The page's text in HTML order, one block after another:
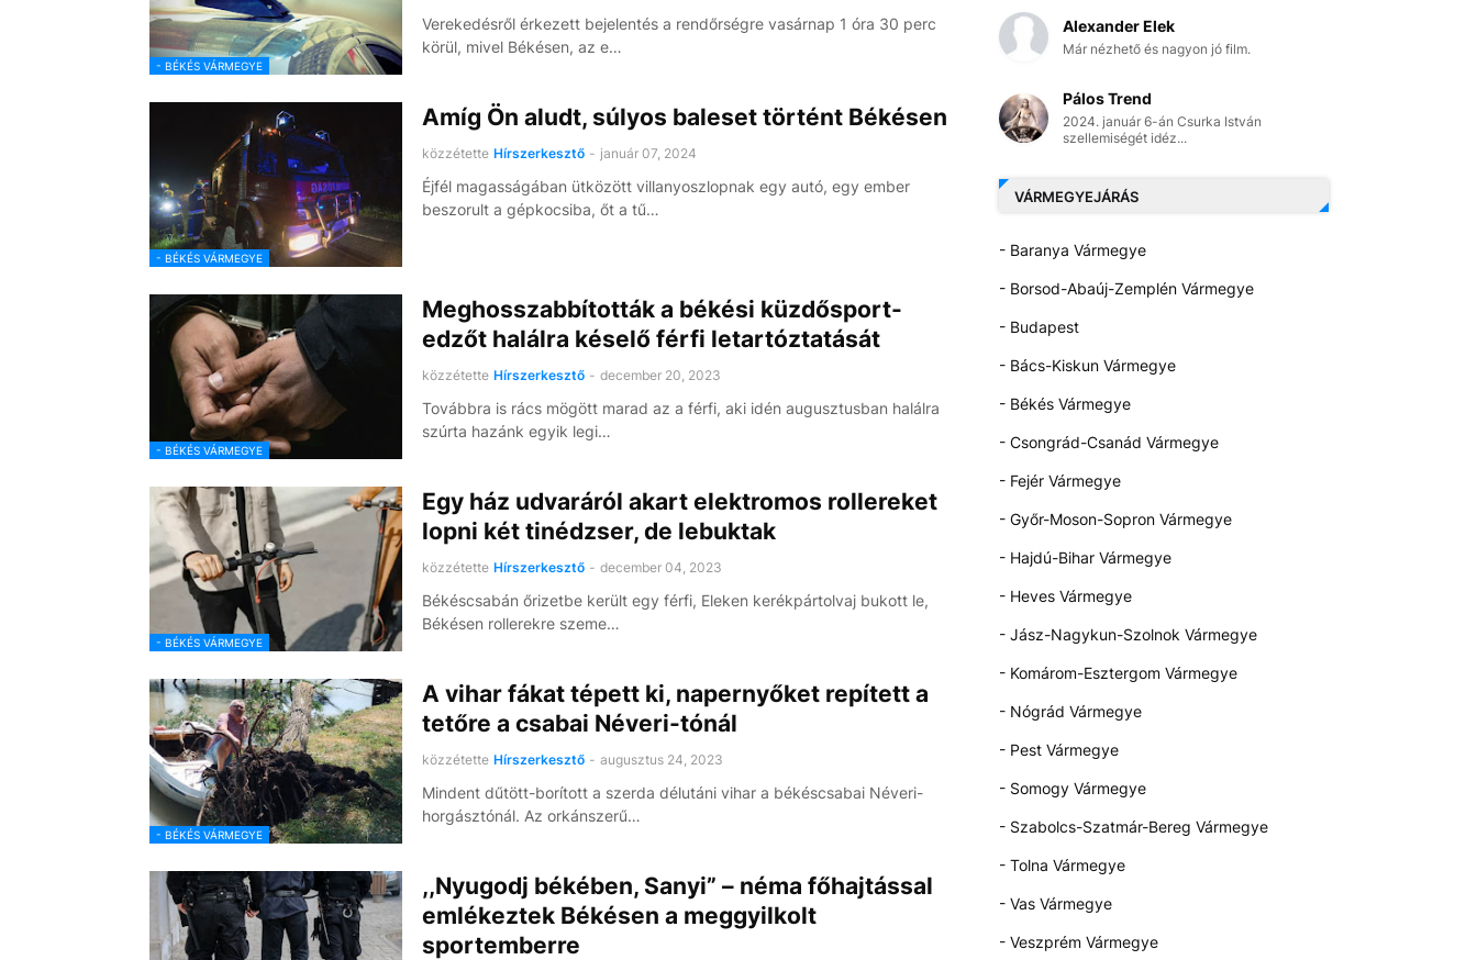
- BÉKÉS VÁRMEGYE
Verekedésről érkezett bejelentés a rendőrségre vasárnap 1 óra 30 perc
körül, mivel Békésen, az e…
- BÉKÉS VÁRMEGYE
Amíg Ön aludt, súlyos baleset történt Békésen
közzétette Hírszerkesztő - január 07, 2024
Éjfél magasságában ütközött villanyoszlopnak egy autó, egy ember
beszorult a gépkocsiba, őt a tű…
- BÉKÉS VÁRMEGYE
Meghosszabbították a békési küzdősport-
edzőt halálra késelő férfi letartóztatását
közzétette Hírszerkesztő - december 20, 2023
Továbbra is rács mögött marad az a férfi, aki idén augusztusban halálra
szúrta hazánk egyik legi…
- BÉKÉS VÁRMEGYE
Egy ház udvaráról akart elektromos rollereket
lopni két tinédzser, de lebuktak
közzétette Hírszerkesztő - december 04, 2023
Békéscsabán őrizetbe került egy férfi, Eleken kerékpártolvaj bukott le,
Békésen rollerekre szeme…
- BÉKÉS VÁRMEGYE
A vihar fákat tépett ki, napernyőket repített a
tetőre a csabai Néveri-tónál
közzétette Hírszerkesztő - augusztus 24, 2023
Mindent dűtött-borított a szerda délutáni vihar a békéscsabai Néveri-
horgásztónál. Az orkánszerű…
,,Nyugodj békében, Sanyi” – néma főhajtással
emlékeztek Békésen a meggyilkolt
sportemberre
Alexander Elek
Már nézhető és nagyon jó film.
Pálos Trend
2024. január 6-án Csurka István
szellemiségét idéz...
VÁRMEGYEJÁRÁS
- Baranya Vármegye
- Borsod-Abaúj-Zemplén Vármegye
- Budapest
- Bács-Kiskun Vármegye
- Békés Vármegye
- Csongrád-Csanád Vármegye
- Fejér Vármegye
- Győr-Moson-Sopron Vármegye
- Hajdú-Bihar Vármegye
- Heves Vármegye
- Jász-Nagykun-Szolnok Vármegye
- Komárom-Esztergom Vármegye
- Nógrád Vármegye
- Pest Vármegye
- Somogy Vármegye
- Szabolcs-Szatmár-Bereg Vármegye
- Tolna Vármegye
- Vas Vármegye
- Veszprém Vármegye